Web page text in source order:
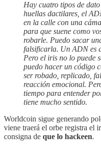
Hay cuatro tipos de
huellas dactilares, el
en la calle con una
para que suene como
robarle. Puedo sacar
falsificarla. Un ADN es
Pero el iris no lo puede
puedo hacer un código
ser robado, replicado,
reacción emocional.
tiempo para entender
tiene mucho sentido.
Worldcoin sigue generando
viene traerá el orbe registra el
consigna de que lo hackeen.